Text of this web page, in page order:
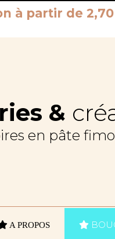
à partir de
&
en pâte fimo
A PROPOS